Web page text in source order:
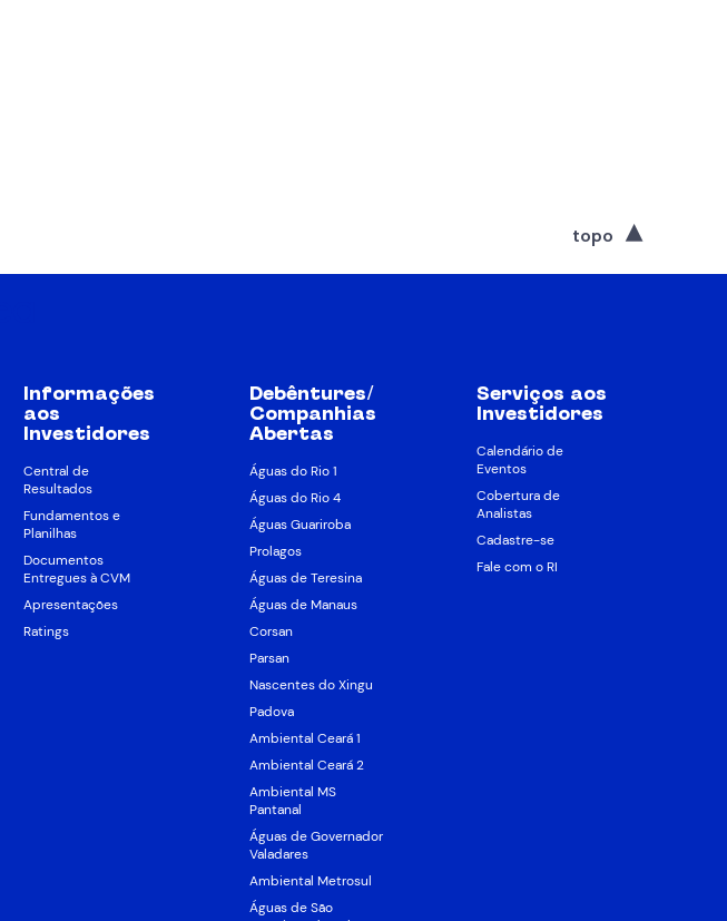
topo
Informações
aos
Investidores
Central de
Resultados
Fundamentos e
Planilhas
Documentos
Entregues à CVM
Apresentações
Ratings
Debêntures/
Companhias
Abertas
Águas do Rio 1
Águas do Rio 4
Águas Guariroba
Prolagos
Águas de Teresina
Águas de Manaus
Corsan
Parsan
Nascentes do Xingu
Padova
Ambiental Ceará 1
Ambiental Ceará 2
Ambiental MS
Pantanal
Águas de Governador
Valadares
Ambiental Metrosul
Águas de São
Serviços aos
Investidores
Calendário de
Eventos
Cobertura de
Analistas
Cadastre-se
Fale com o RI